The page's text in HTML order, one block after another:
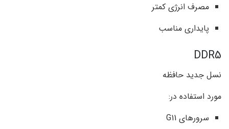
مصرف انرژی کمتر
پایداری مناسب
DDR5
نسل جدید حافظه
مورد استفاده در:
سرورهای G11